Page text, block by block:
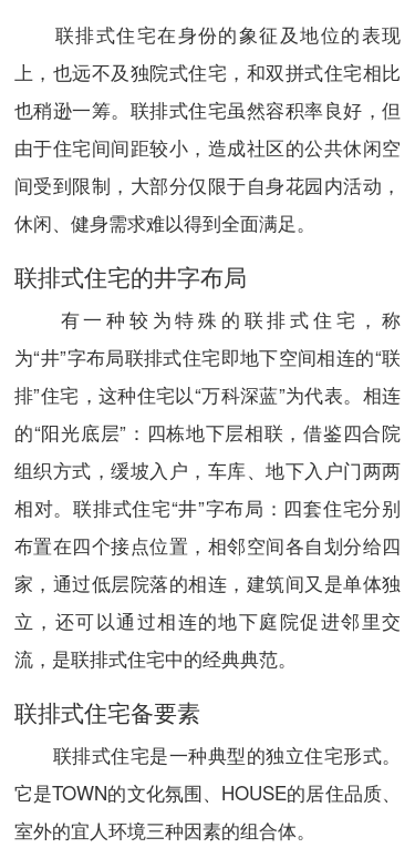
联排式住宅在身份的象征及地位的表现
上，也远不及独院式住宅，和双拼式住宅相比
也稍逊一筹。联排式住宅虽然容积率良好，但
由于住宅间间距较小，造成社区的公共休闲空
间受到限制，大部分仅限于自身花园内活动，
休闲、健身需求难以得到全面满足。
联排式住宅的井字布局
有一种较为特殊的联排式住宅，称
为“井”字布局联排式住宅即地下空间相连的“联
排”住宅 ，这种住宅以“万科深蓝”为代表。相连
的“阳光底层”：四栋地下层相联，借鉴四合院
组织方式，缓坡入户，车库、地下入户门两两
相对。联排式住宅“井”字布局：四套住宅分别
布置在四个接点位置，相邻空间各自划分给四
家，通过低层院落的相连， 建筑间又是单体独
立，还可以通过相连的地下庭院促进邻里交
流，是联排式住宅中的经典典范。
联排式住宅备要素
联排式住宅是一种典型的独立住宅形式。
它是TOWN的文化氛围、HOUSE的居住品质、
室外的宜人环境三种因素的组合体。